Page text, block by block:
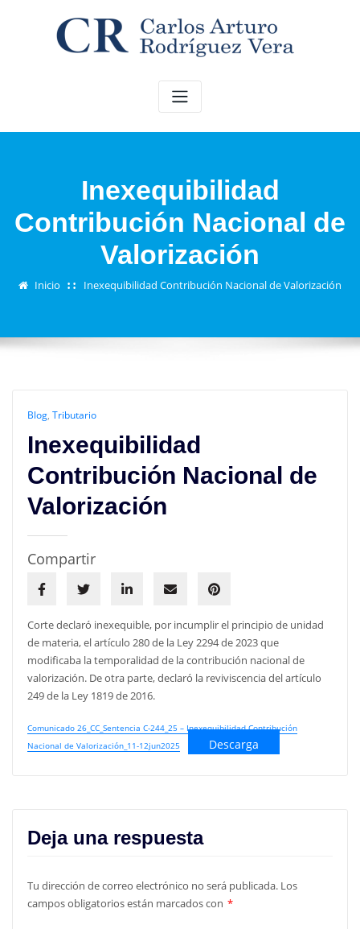
Inexequibilidad
Contribución Nacional de
Valorización
Inicio Inexequibilidad Contribución Nacional de Valorización
Blog, Tributario
Inexequibilidad
Contribución Nacional de
Valorización
Compartir
Corte declaró inexequible, por incumplir el principio de unidad
de materia, el artículo 280 de la Ley 2294 de 2023 que
modificaba la temporalidad de la contribución nacional de
valorización. De otra parte, declaró la reviviscencia del artículo
249 de la Ley 1819 de 2016.
Comunicado 26_CC_Sentencia C-244_25 – Inexequibilidad Contribución
Nacional de Valorización_11-12jun2025
Descarga
Deja una respuesta
Tu dirección de correo electrónico no será publicada. Los
campos obligatorios están marcados con *